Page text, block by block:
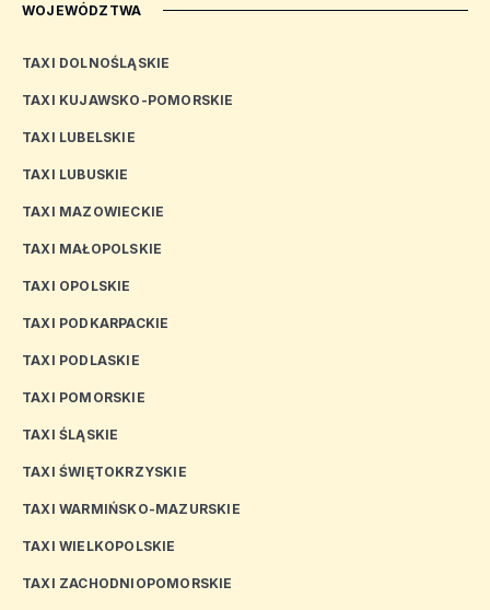
WOJEWÓDZTWA
TAXI DOLNOŚLĄSKIE
TAXI KUJAWSKO-POMORSKIE
TAXI LUBELSKIE
TAXI LUBUSKIE
TAXI MAZOWIECKIE
TAXI MAŁOPOLSKIE
TAXI OPOLSKIE
TAXI PODKARPACKIE
TAXI PODLASKIE
TAXI POMORSKIE
TAXI ŚLĄSKIE
TAXI ŚWIĘTOKRZYSKIE
TAXI WARMIŃSKO-MAZURSKIE
TAXI WIELKOPOLSKIE
TAXI ZACHODNIOPOMORSKIE